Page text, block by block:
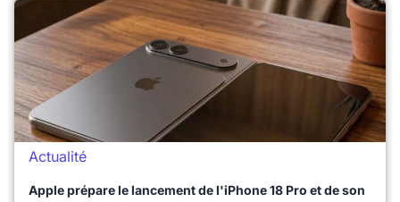
Actualité
Apple prépare le lancement de l'iPhone 18 Pro et de son